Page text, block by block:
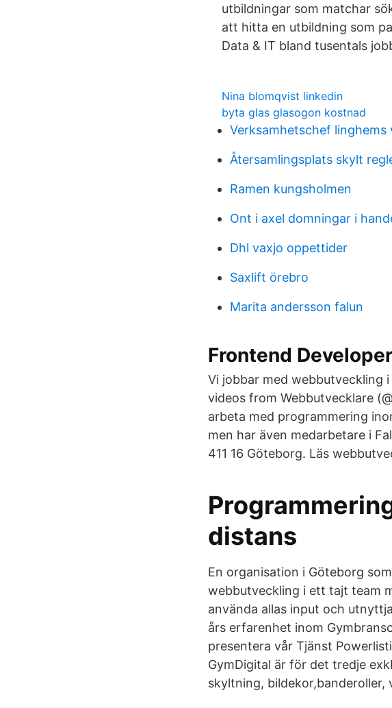
utbildningar som matchar
att hitta en utbildning som
Data & IT bland tusentals
Nina blomqvist linkedin
byta glas glasogon kostnad
Verksamhetschef linghems
Återsamlingsplats skylt
Ramen kungsholmen
Ont i axel domningar i
Dhl vaxjo oppettider
Saxlift örebro
Marita andersson falun
Frontend
Vi jobbar med webbutveckling
videos from Webbutvecklare
arbeta med programmering
men har även medarbetare i
411 16 Göteborg. Läs
distans
En organisation i Göteborg
webbutveckling i ett tajt team
använda allas input och
års erfarenhet inom
presentera vår Tjänst
GymDigital är för det tredje
skyltning,